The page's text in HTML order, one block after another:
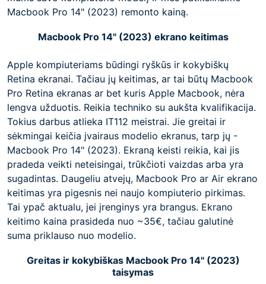
Macbook Pro 14" (2023) remonto kainą.
Macbook Pro 14" (2023) ekrano keitimas
Apple kompiuteriams būdingi ryškūs ir kokybiškų
Retina ekranai. Tačiau jų keitimas, ar tai būtų Macbook
Pro Retina ekranas ar bet kuris Apple Macbook, nėra
lengva užduotis. Reikia techniko su aukšta kvalifikacija.
Tokius darbus atlieka IT112 meistrai. Jie greitai ir
sėkmingai keičia įvairaus modelio ekranus, tarp jų -
Macbook Pro 14" (2023). Ekraną keisti reikia, kai jis
pradeda veikti neteisingai, trūkčioti vaizdas arba yra
sugadintas. Daugeliu atvejų, Macbook Pro ar Air ekrano
keitimas yra pigesnis nei naujo kompiuterio pirkimas.
Tai ypač aktualu, jei įrenginys yra brangus. Ekrano
keitimo kaina prasideda nuo ~35€, tačiau galutinė
suma priklauso nuo modelio.
Greitas ir kokybiškas Macbook Pro 14" (2023)
taisymas